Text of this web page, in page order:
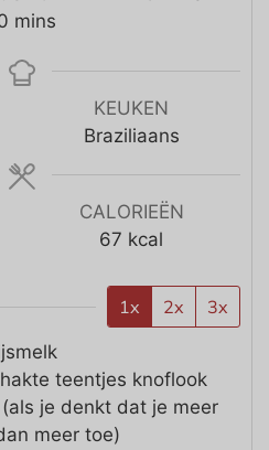
mins
KEUKEN
Braziliaans
CALORIEËN
67 kcal
1x 2x 3x
teentjes knoflook
je denkt dat je meer
meer toe)